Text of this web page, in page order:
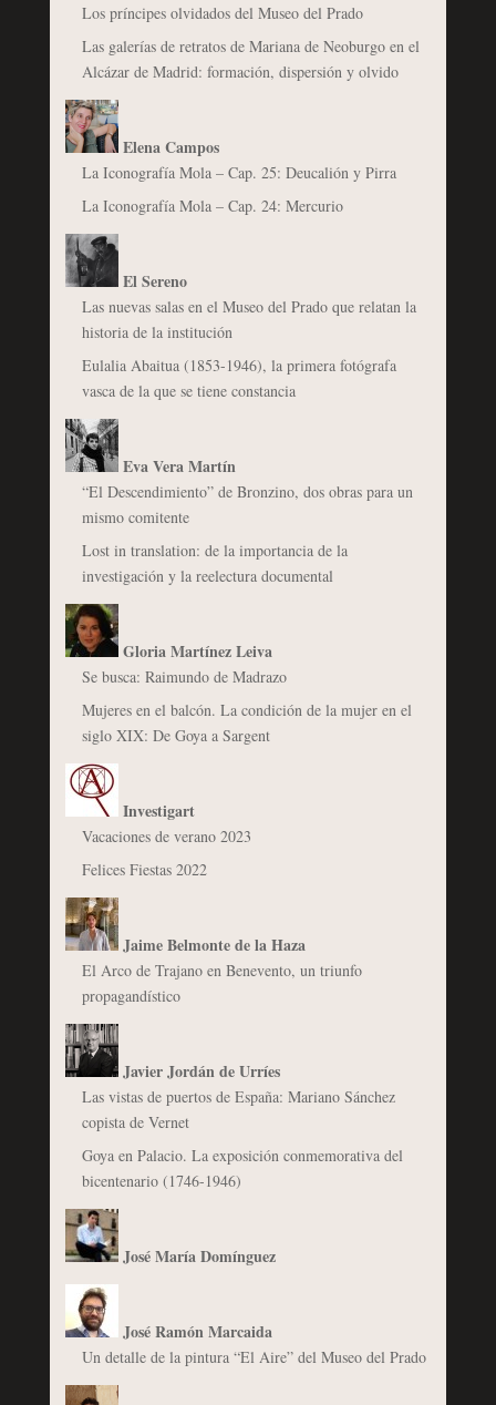
Los príncipes olvidados del Museo del Prado
Las galerías de retratos de Mariana de Neoburgo en el
Alcázar de Madrid: formación, dispersión y olvido
Elena Campos
La Iconografía Mola – Cap. 25: Deucalión y Pirra
La Iconografía Mola – Cap. 24: Mercurio
El Sereno
Las nuevas salas en el Museo del Prado que relatan la
historia de la institución
Eulalia Abaitua (1853-1946), la primera fotógrafa
vasca de la que se tiene constancia
Eva Vera Martín
“El Descendimiento” de Bronzino, dos obras para un
mismo comitente
Lost in translation: de la importancia de la
investigación y la reelectura documental
Gloria Martínez Leiva
Se busca: Raimundo de Madrazo
Mujeres en el balcón. La condición de la mujer en el
siglo XIX: De Goya a Sargent
Investigart
Vacaciones de verano 2023
Felices Fiestas 2022
Jaime Belmonte de la Haza
El Arco de Trajano en Benevento, un triunfo
propagandístico
Javier Jordán de Urríes
Las vistas de puertos de España: Mariano Sánchez
copista de Vernet
Goya en Palacio. La exposición conmemorativa del
bicentenario (1746-1946)
José María Domínguez
José Ramón Marcaida
Un detalle de la pintura “El Aire” del Museo del Prado